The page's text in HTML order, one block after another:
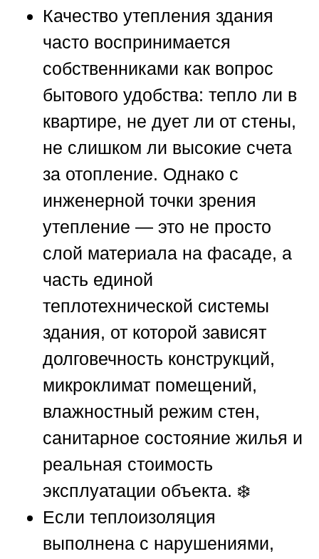
Качество утепления здания
часто воспринимается
собственниками как вопрос
бытового удобства: тепло ли в
квартире, не дует ли от стены,
не слишком ли высокие счета
за отопление. Однако с
инженерной точки зрения
утепление — это не просто
слой материала на фасаде, а
часть единой
теплотехнической системы
здания, от которой зависят
долговечность конструкций,
микроклимат помещений,
влажностный режим стен,
санитарное состояние жилья и
реальная стоимость
эксплуатации объекта. ❄️
Если теплоизоляция
выполнена с нарушениями,